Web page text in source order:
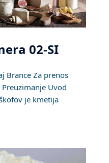
02-SI
Brance Za prenos
Uvod
je kmetija